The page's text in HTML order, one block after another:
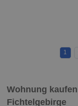
1
Wohnung
Fichtelgebirge